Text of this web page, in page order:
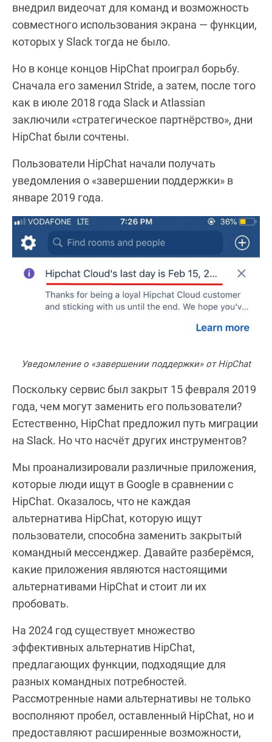
внедрил видеочат для команд и возможность
совместного использования экрана — функции,
которых у Slack тогда не было.
Но в конце концов HipChat проиграл борьбу.
Сначала его заменил Stride, а затем, после того
как в июле 2018 года Slack и Atlassian
заключили «стратегическое партнёрство», дни
HipChat были сочтены.
Пользователи HipChat начали получать
уведомления о «завершении поддержки» в
январе 2019 года.
Уведомление о «завершении поддержки» от HipChat
Поскольку сервис был закрыт 15 февраля 2019
года, чем могут заменить его пользователи?
Естественно, HipChat предложил путь миграции
на Slack. Но что насчёт других инструментов?
Мы проанализировали различные приложения,
которые люди ищут в Google в сравнении с
HipChat. Оказалось, что не каждая
альтернатива HipChat, которую ищут
пользователи, способна заменить закрытый
командный мессенджер. Давайте разберёмся,
какие приложения являются настоящими
альтернативами HipChat и стоит ли их
пробовать.
На 2024 год существует множество
эффективных альтернатив HipChat,
предлагающих функции, подходящие для
разных командных потребностей.
Рассмотренные нами альтернативы не только
восполняют пробел, оставленный HipChat, но и
предоставляют расширенные возможности,